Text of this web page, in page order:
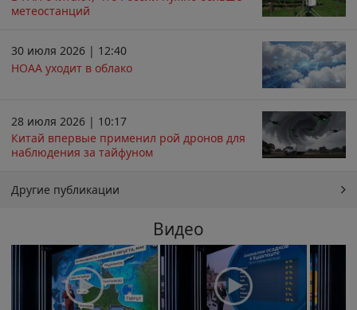
метеостанций
30 июля 2026 | 12:40
НОАА уходит в облако
28 июля 2026 | 10:17
Китай впервые применил рой дронов для
наблюдения за тайфуном
Другие публикации
Видео